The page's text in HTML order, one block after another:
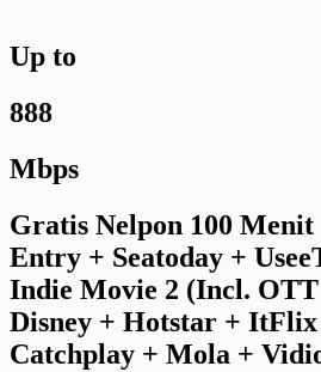
Up to
888
Mbps
Gratis Nelpon 100 Menit
Entry + Seatoday +
Indie Movie 2 (Incl.
Disney + Hotstar + ItFlix
Catchplay + Mola +